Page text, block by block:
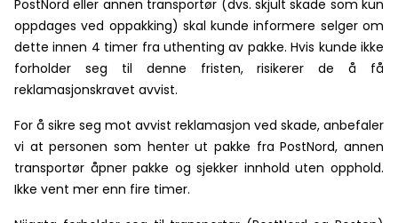
PostNord eller annen transportør (dvs. skjult skade som kun
oppdages ved oppakking) skal kunde informere selger om
dette innen 4 timer fra uthenting av pakke. Hvis kunde ikke
forholder seg til denne fristen, risikerer de å få
reklamasjonskravet avvist.
For å sikre seg mot avvist reklamasjon ved skade, anbefaler
vi at personen som henter ut pakke fra PostNord, annen
transportør åpner pakke og sjekker innhold uten opphold.
Ikke vent mer enn fire timer.